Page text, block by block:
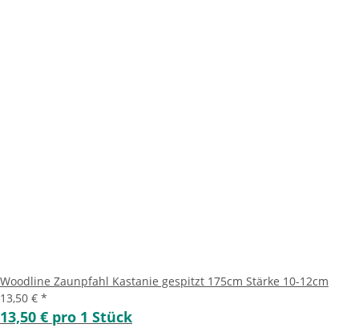
Woodline Zaunpfahl Kastanie gespitzt 175cm Stärke 10-12cm
13,50 € *
13,50 € pro 1 Stück